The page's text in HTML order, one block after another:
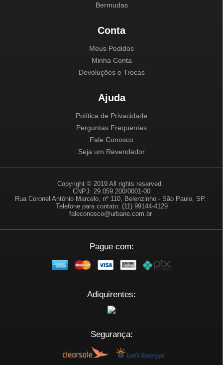
Bermudas
Conta
Meus Pedidos
Minha Conta
Devoluções e Trocas
Ajuda
Política de Privacidade
Perguntas Frequentes
Fale Conosco
Seja um Revendedor
Copyright © 2019 All rights reserved.
CNPJ: 29.059.200/0001-00
Rua Coronel Antônio Marcelo, nº 110, Belenzinho - São Paulo, SP.
Telefone para contato: (11) 99144-4129
faleconosco@urbane.com.br
Pague com:
Adiquirentes:
Segurança: